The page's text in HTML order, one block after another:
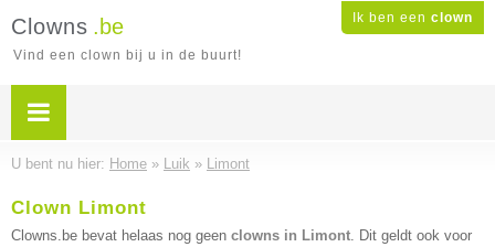
Ik ben een clown
Clowns .be
Vind een clown bij u in de buurt!
U bent nu hier: Home » Luik » Limont
Clown Limont
Clowns.be bevat helaas nog geen clowns in Limont. Dit geldt ook voor